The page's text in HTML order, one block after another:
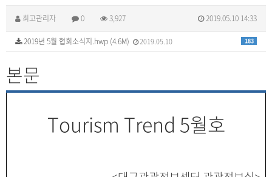
최고관리자 0 3,927 2019.05.10 14:33
183
2019년 5월 협회소식지.hwp (4.6M) 2019.05.10
본문
Tourism Trend 5월호